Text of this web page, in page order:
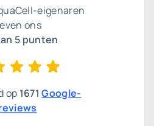
eigenaren
ons
5 punten
op 1671 Google-